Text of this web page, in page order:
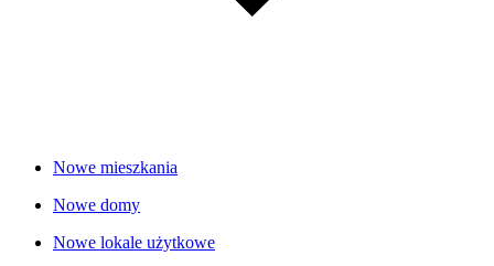
Nowe mieszkania
Nowe domy
Nowe lokale użytkowe